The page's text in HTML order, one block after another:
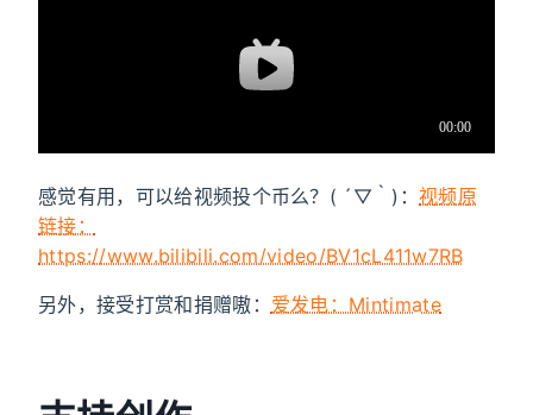
感觉有用，可以给视频投个币么？( ´▽｀)：视频原
链接：
https://www.bilibili.com/video/BV1cL411w7RB
另外，接受打赏和捐赠嗷： 爱发电：Mintimate